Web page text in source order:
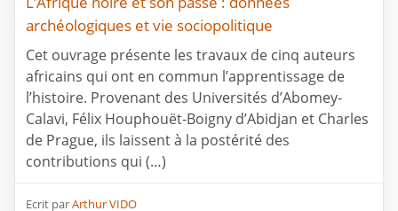
archéologiques et vie sociopolitique
Cet ouvrage présente les travaux de cinq auteurs
africains qui ont en commun l’apprentissage de
l’histoire. Provenant des Universités d’Abomey-
Calavi, Félix Houphouët-Boigny d’Abidjan et Charles
de Prague, ils laissent à la postérité des
contributions qui (…)
Ecrit parArthur VIDO